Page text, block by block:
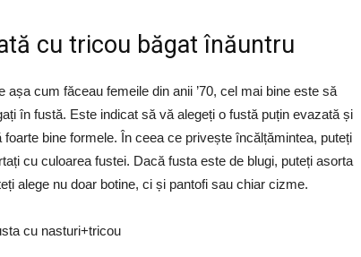
cu tricou băgat înăuntru
cum făceau femeile din anii ’70, cel mai bine este să
în fustă. Este indicat să vă alegeți o fustă puțin evazată și
bine formele. În ceea ce privește încălțămintea, puteți
cu culoarea fustei. Dacă fusta este de blugi, puteți asorta
alege nu doar botine, ci și pantofi sau chiar cizme.